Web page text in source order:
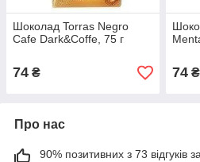
Шоколад Torras Negro
Cafe Dark&Coffe, 75 г
74 ₴ 74₴
Про нас
90% позитивних з 73 відгуків